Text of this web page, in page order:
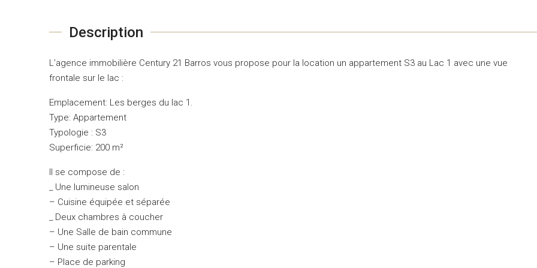
Description
L’agence immobilière Century 21 Barros vous propose pour la location un appartement S3 au Lac 1 avec une vue
frontale sur le lac :
Emplacement: Les berges du lac 1.
Type: Appartement
Typologie : S3
Superficie: 200 m²
Il se compose de :
_ Une lumineuse salon
– Cuisine équipée et séparée
_ Deux chambres à coucher
– Une Salle de bain commune
– Une suite parentale
– Place de parking